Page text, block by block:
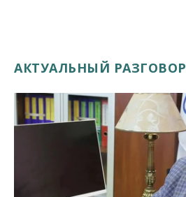
АКТУАЛЬНЫЙ РАЗГОВОР